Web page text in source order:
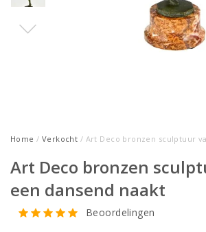
Home / Verkocht / Art Deco bronzen sculptuur
Art Deco bronzen
een dansend naakt
Beoordelingen